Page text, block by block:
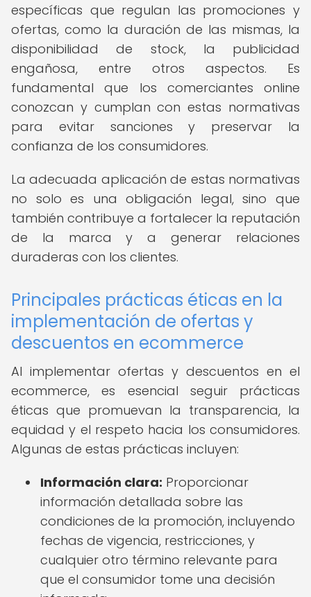
específicas que regulan las promociones y
ofertas, como la duración de las mismas, la
disponibilidad de stock, la publicidad
engañosa, entre otros aspectos. Es
fundamental que los comerciantes online
conozcan y cumplan con estas normativas
para evitar sanciones y preservar la
confianza de los consumidores.
La adecuada aplicación de estas normativas
no solo es una obligación legal, sino que
también contribuye a fortalecer la reputación
de la marca y a generar relaciones
duraderas con los clientes.
Principales prácticas éticas en la
implementación de ofertas y
descuentos en ecommerce
Al implementar ofertas y descuentos en el
ecommerce, es esencial seguir prácticas
éticas que promuevan la transparencia, la
equidad y el respeto hacia los consumidores.
Algunas de estas prácticas incluyen:
Información clara: Proporcionar
información detallada sobre las
condiciones de la promoción, incluyendo
fechas de vigencia, restricciones, y
cualquier otro término relevante para
que el consumidor tome una decisión